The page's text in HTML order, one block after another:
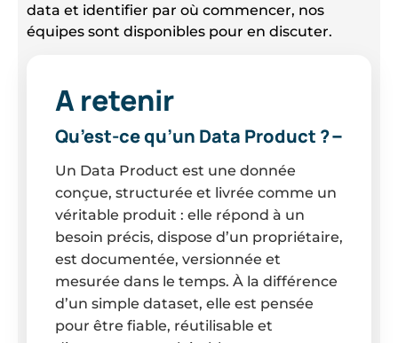
data et identifier par où commencer, nos
équipes sont disponibles pour en discuter.
A retenir
Qu’est-ce qu’un Data Product ?
Un Data Product est une donnée
conçue, structurée et livrée comme un
véritable produit : elle répond à un
besoin précis, dispose d’un propriétaire,
est documentée, versionnée et
mesurée dans le temps. À la différence
d’un simple dataset, elle est pensée
pour être fiable, réutilisable et